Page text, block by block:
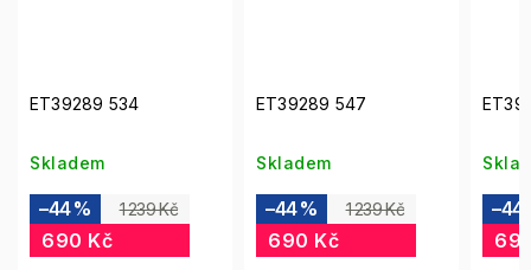
ET39289 534
Skladem
1 239 Kč
–44 %
690 Kč
ET39289 547
Skladem
1 239 Kč
–44 %
690 Kč
–44